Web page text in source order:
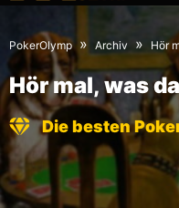
September
2009
2,
2021
PokerOlymp » Archiv » Hör
Hör mal, was
Die besten